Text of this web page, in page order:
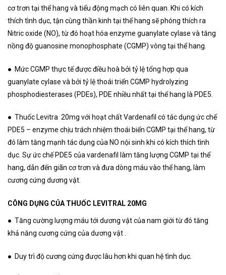
cơ trơn tại thể hang và tiểu động mạch có liên quan. Khi có kích
thích tình dục, tận cùng thần kinh tại thể hang sẽ phóng thích ra
Nitric oxide (NO), từ đó hoạt hóa enzyme guanylate cylase và tăng
nồng độ guanosine monophosphate (CGMP) vòng tại thể hang.
● Mức CGMP thực tế được điều hoà bởi tỷ lệ tổng hợp qua
guanylate cylase và bởi tỷ lệ thoái triển CGMP hydrolyzing
phosphodiesterases (PDEs), PDE nhiều nhất tại thể hang là PDE5.
● Thuốc Levitra 20mg với hoạt chất Vardenafil có tác dụng ức chế
PDE5 – enzyme chịu trách nhiệm thoái biến CGMP tại thể hang, từ
đó làm tăng mạnh tác dụng của NO nội sinh khi có kích thích tình
dục. Sự ức chế PDE5 của vardenafil làm tăng lượng CGMP tại thể
hang, dẫn đến giãn cơ trơn và đưa dòng máu vào thể hang, làm
cương cứng dương vật.
CÔNG DỤNG CỦA THUỐC LEVITRAL 20MG
● Tăng cường lượng máu tới dương vật của nam giới từ đó tăng
khả năng cương cứng của dương vật .
● Duy trì độ cương cứng được lâu hơn khi quan hệ tình dục.